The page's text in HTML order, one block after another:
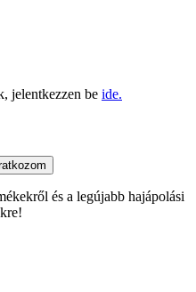
jelentkezzen be ide.
és a legújabb hajápolási